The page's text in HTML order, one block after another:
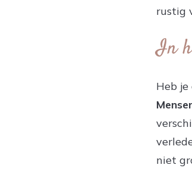
rustig
In
Heb
niet